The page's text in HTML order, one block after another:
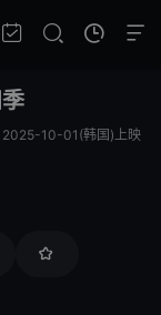
2025-10-01(韩国)上映